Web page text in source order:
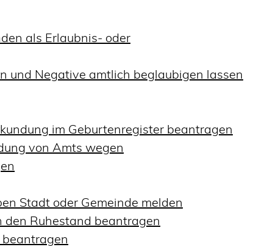
als Erlaubnis- oder
und Negative amtlich beglaubigen lassen
im Geburtenregister beantragen
von Amts wegen
Stadt oder Gemeinde melden
Ruhestand beantragen